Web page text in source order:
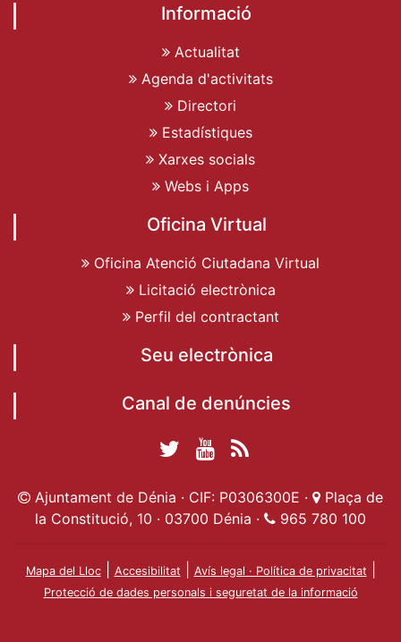
Informació
Actualitat
Agenda d'activitats
Directori
Estadístiques
Xarxes socials
Webs i Apps
Oficina Virtual
Oficina Atenció Ciutadana Virtual
Licitació electrònica
Perfil del contractant
Seu electrònica
Canal de denúncies
de Dénia
Twitter Ajuntament
de Dénia
Ajuntament de
Dénia
Actualitat
Ajuntament
Ajuntament de Dénia · CIF: P0306300E ·
Plaça de
la Constitució, 10 · 03700 Dénia ·
965 780 100
Mapa del Lloc| Accesibilitat Avís legal · Política de privacitat
Protecció de dades personals i seguretat de la informació